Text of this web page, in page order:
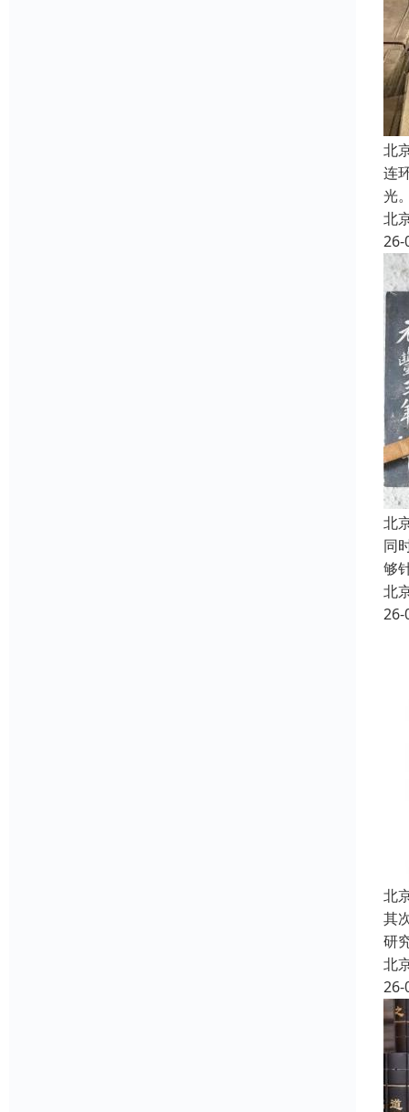
北
连
光
北
26-
北
同
够
北
26-
北
其
研
北
26-